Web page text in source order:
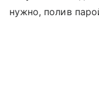
нужно, полив